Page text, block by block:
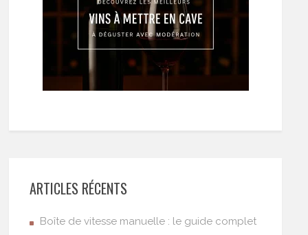
ARTICLES RÉCENTS
Boîte de vitesse manuelle : le guide complet